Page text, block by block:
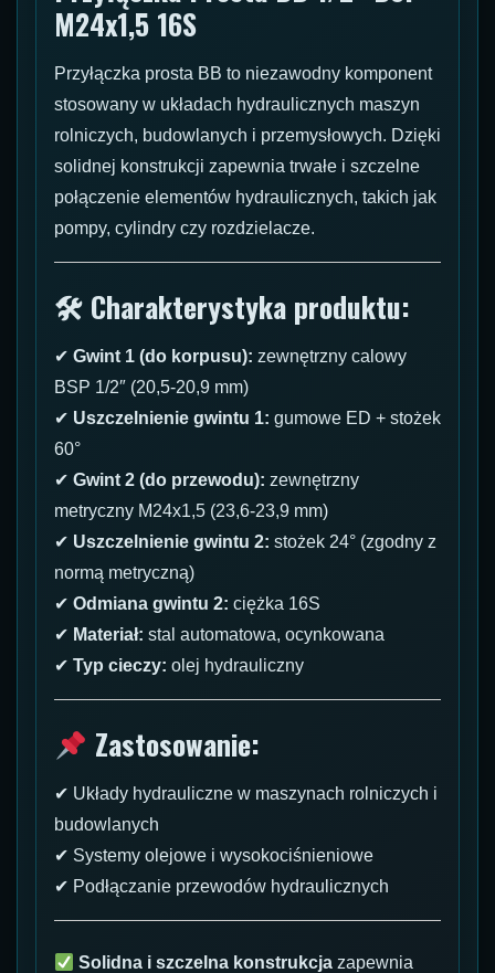
M24x1,5 16S
Przyłączka prosta BB to niezawodny komponent
stosowany w układach hydraulicznych maszyn
rolniczych, budowlanych i przemysłowych. Dzięki
solidnej konstrukcji zapewnia trwałe i szczelne
połączenie elementów hydraulicznych, takich jak
pompy, cylindry czy rozdzielacze.
🛠 Charakterystyka produktu:
✔ Gwint 1 (do korpusu): zewnętrzny calowy
BSP 1/2″ (20,5-20,9 mm)
✔ Uszczelnienie gwintu 1: gumowe ED + stożek
60°
✔ Gwint 2 (do przewodu): zewnętrzny
metryczny M24x1,5 (23,6-23,9 mm)
✔ Uszczelnienie gwintu 2: stożek 24° (zgodny z
normą metryczną)
✔ Odmiana gwintu 2: ciężka 16S
✔ Materiał: stal automatowa, ocynkowana
✔ Typ cieczy: olej hydrauliczny
Zastosowanie:
✔ Układy hydrauliczne w maszynach rolniczych i
budowlanych
✔ Systemy olejowe i wysokociśnieniowe
✔ Podłączanie przewodów hydraulicznych
Solidna i szczelna konstrukcja zapewnia